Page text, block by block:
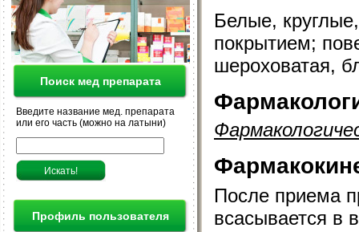
Поиск мед препарата
Введите название мед. препарата
или его часть (можно на латыни)
Профиль пользователя
Белые,
покрытием;
шероховатая,
После приема
всасывается в